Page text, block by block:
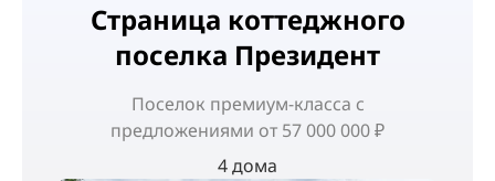
Страница коттеджного
поселка Президент
Поселок премиум-класса с
предложениями от 57 000 000 ₽
4 дома